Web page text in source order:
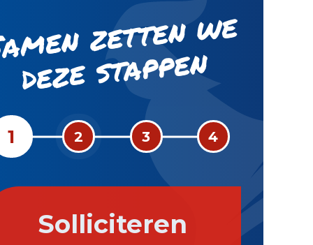
st
n
1 2 3 4
Solliciteren